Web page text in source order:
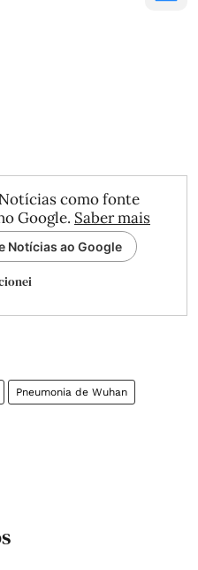
como fonte
Google. Saber mais
Notícias ao Google
Pneumonia de Wuhan